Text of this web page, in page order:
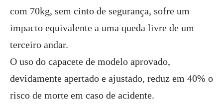
com 70kg, sem cinto de segurança, sofre um
impacto equivalente a uma queda livre de um
terceiro andar.
O uso do capacete de modelo aprovado,
devidamente apertado e ajustado, reduz em 40% o
risco de morte em caso de acidente.